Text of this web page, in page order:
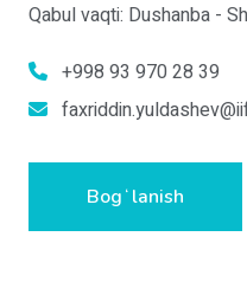
Qabul vaqti: Dushanba -
+998 93 970 28 39
Bogʻlanish